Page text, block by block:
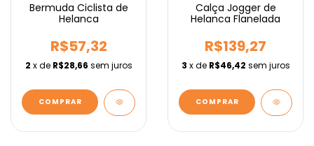
Bermuda Ciclista de
Helanca
R$57,32
2 x de R$28,66 sem juros
COMPRAR
Calça Jogger de
Helanca Flanelada
R$139,27
3 x de R$46,42 sem juros
COMPRAR